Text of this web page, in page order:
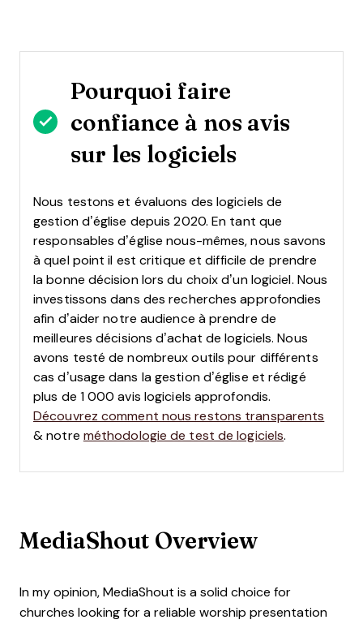
Pourquoi faire
confiance à nos avis
sur les logiciels
Nous testons et évaluons des logiciels de
gestion d’église depuis 2020. En tant que
responsables d’église nous-mêmes, nous savons
à quel point il est critique et difficile de prendre
la bonne décision lors du choix d’un logiciel. Nous
investissons dans des recherches approfondies
afin d’aider notre audience à prendre de
meilleures décisions d’achat de logiciels. Nous
avons testé de nombreux outils pour différents
cas d’usage dans la gestion d’église et rédigé
plus de 1 000 avis logiciels approfondis.
Découvrez comment nous restons transparents
& notre méthodologie de test de logiciels.
MediaShout Overview
In my opinion, MediaShout is a solid choice for
churches looking for a reliable worship presentation